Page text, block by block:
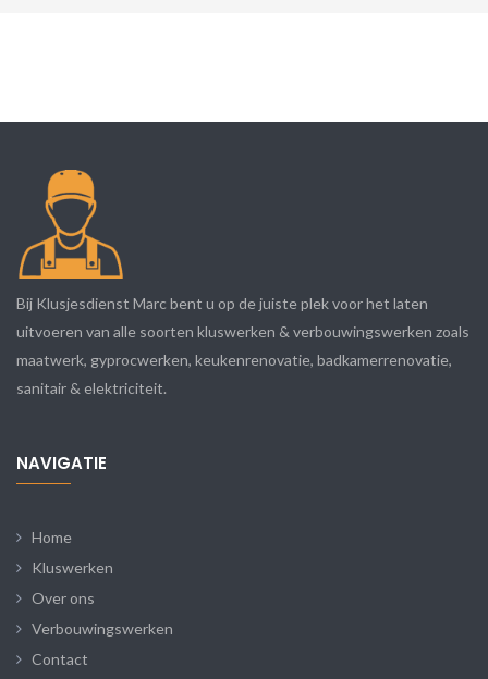
Bij Klusjesdienst Marc bent u op de juiste plek voor het laten
uitvoeren van alle soorten kluswerken & verbouwingswerken zoals
maatwerk, gyprocwerken, keukenrenovatie, badkamerrenovatie,
sanitair & elektriciteit.
NAVIGATIE
Home
Kluswerken
Over ons
Verbouwingswerken
Contact